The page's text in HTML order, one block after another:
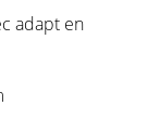
adapt en